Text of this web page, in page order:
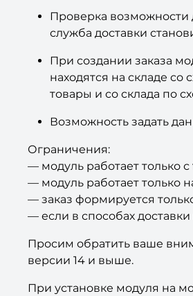
Проверка возможности
служба доставки
При создании заказа
находятся на складе со
товары и со склада по
Возможность задать
Ограничения:
— модуль работает только
— модуль работает только
— заказ формируется
— если в способах
Просим обратить ваше
версии 14 и выше.
При установке модуля на